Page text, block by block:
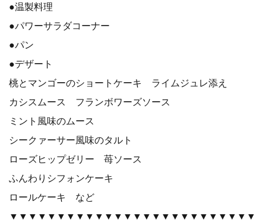
●温製料理
●パワーサラダコーナー
●パン
●デザート
桃とマンゴーのショートケーキ ライムジュレ添え
カシスムース フランボワーズソース
ミント風味のムース
シークァーサー風味のタルト
ローズヒップゼリー 苺ソース
ふんわりシフォンケーキ
ロールケーキ など
▼▼▼▼▼▼▼▼▼▼▼▼▼▼▼▼▼▼▼▼▼▼▼▼▼▼